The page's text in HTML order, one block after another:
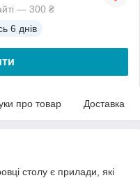
— 300 ₴
6 днів
про товар Доставка
столу є прилади, які